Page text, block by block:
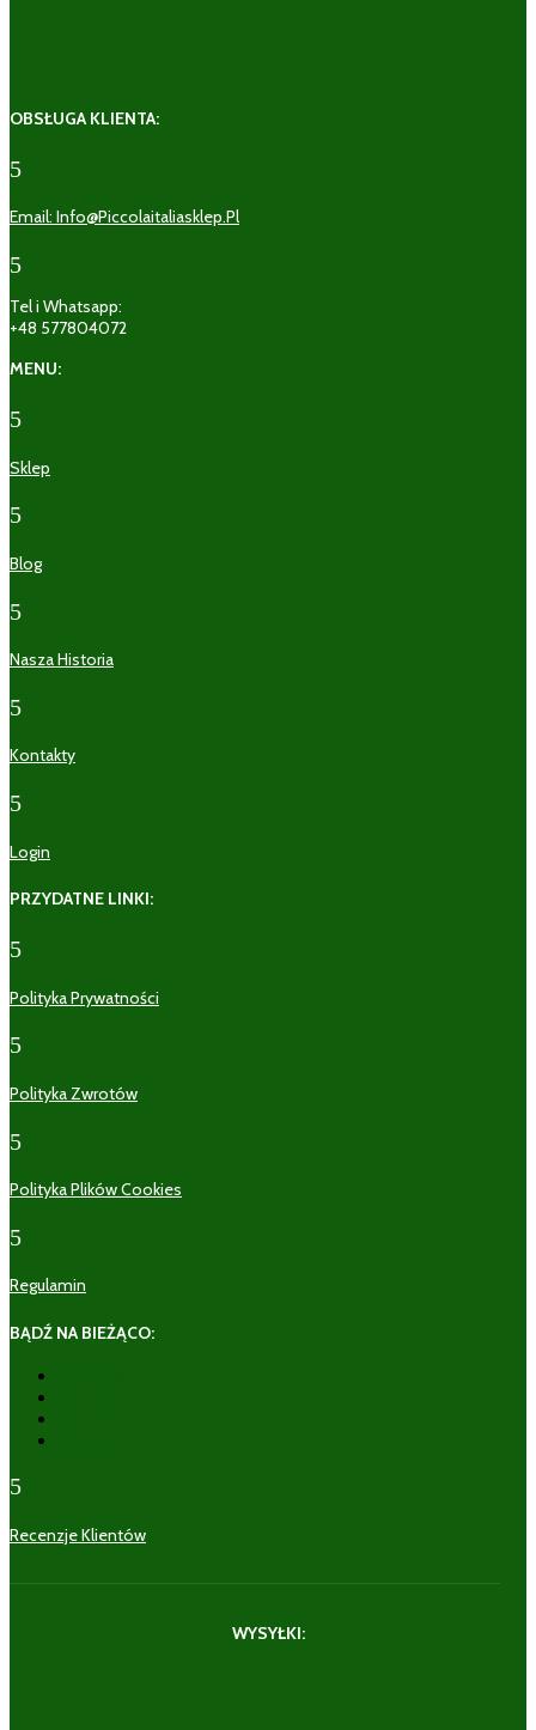
OBSŁUGA KLIENTA:
5
Email: Info@piccolaitaliasklep.pl
5
Tel i Whatsapp:
+48 577804072
MENU:
5
Sklep
5
Blog
5
Nasza Historia
5
Kontakty
5
Login
PRZYDATNE LINKI:
5
Polityka Prywatności
5
Polityka Zwrotów
5
Polityka Plików Cookies
5
Regulamin
BĄDŹ NA BIEŻĄCO:
5
Recenzje Klientów
WYSYŁKI: